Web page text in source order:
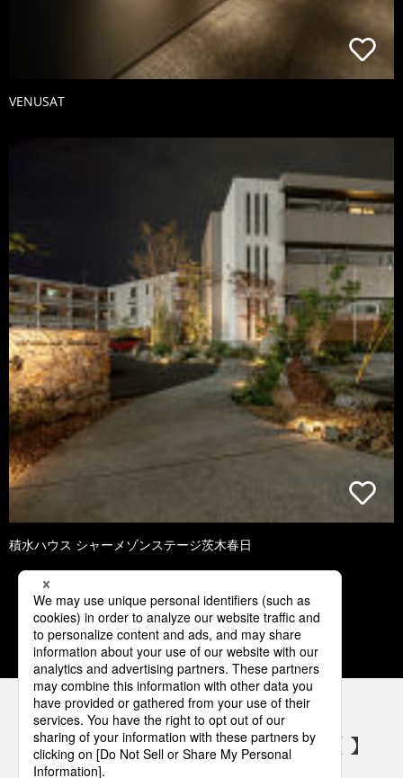
VENUSAT
積水ハウス シャーメゾンステージ茨木春日
1 2 3 4
パナソニックの電気設備 SNSアカウント